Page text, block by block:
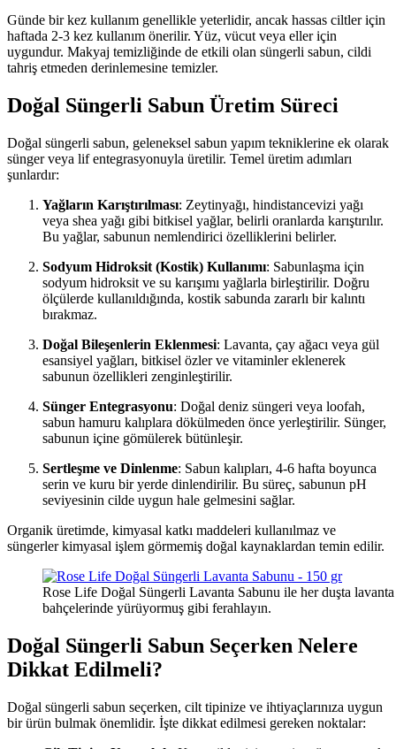
Günde bir kez kullanım genellikle yeterlidir, ancak hassas ciltler için
haftada 2-3 kez kullanım önerilir. Yüz, vücut veya eller için
uygundur. Makyaj temizliğinde de etkili olan süngerli sabun, cildi
tahriş etmeden derinlemesine temizler.
Doğal Süngerli Sabun Üretim Süreci
Doğal süngerli sabun, geleneksel sabun yapım tekniklerine ek olarak
sünger veya lif entegrasyonuyla üretilir. Temel üretim adımları
şunlardır:
Yağların Karıştırılması: Zeytinyağı, hindistancevizi yağı
veya shea yağı gibi bitkisel yağlar, belirli oranlarda karıştırılır.
Bu yağlar, sabunun nemlendirici özelliklerini belirler.
Sodyum Hidroksit (Kostik) Kullanımı: Sabunlaşma için
sodyum hidroksit ve su karışımı yağlarla birleştirilir. Doğru
ölçülerde kullanıldığında, kostik sabunda zararlı bir kalıntı
bırakmaz.
Doğal Bileşenlerin Eklenmesi: Lavanta, çay ağacı veya gül
esansiyel yağları, bitkisel özler ve vitaminler eklenerek
sabunun özellikleri zenginleştirilir.
Sünger Entegrasyonu: Doğal deniz süngeri veya loofah,
sabun hamuru kalıplara dökülmeden önce yerleştirilir. Sünger,
sabunun içine gömülerek bütünleşir.
Sertleşme ve Dinlenme: Sabun kalıpları, 4-6 hafta boyunca
serin ve kuru bir yerde dinlendirilir. Bu süreç, sabunun pH
seviyesinin cilde uygun hale gelmesini sağlar.
Organik üretimde, kimyasal katkı maddeleri kullanılmaz ve
süngerler kimyasal işlem görmemiş doğal kaynaklardan temin edilir.
Rose Life Doğal Süngerli Lavanta Sabunu ile her duşta lavanta
bahçelerinde yürüyormuş gibi ferahlayın.
Doğal Süngerli Sabun Seçerken Nelere
Dikkat Edilmeli?
Doğal süngerli sabun seçerken, cilt tipinize ve ihtiyaçlarınıza uygun
bir ürün bulmak önemlidir. İşte dikkat edilmesi gereken noktalar: